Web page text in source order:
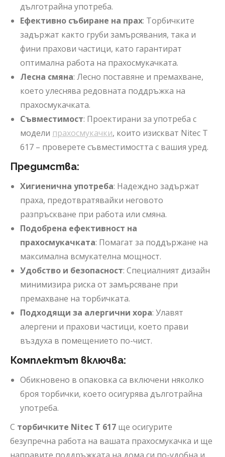
дълготрайна употреба.
Ефективно събиране на прах: Торбичките
задържат както груби замърсявания, така и
фини прахови частици, като гарантират
оптимална работа на прахосмукачката.
Лесна смяна: Лесно поставяне и премахване,
което улеснява редовната поддръжка на
прахосмукачката.
Съвместимост: Проектирани за употреба с
модели прахосмукачки, които изискват Nitec T
617 – проверете съвместимостта с вашия уред.
Предимства:
Хигиенична употреба: Надеждно задържат
праха, предотвратявайки неговото
разпръскване при работа или смяна.
Подобрена ефективност на
прахосмукачката: Помагат за поддържане на
максимална всмукателна мощност.
Удобство и безопасност: Специалният дизайн
минимизира риска от замърсяване при
премахване на торбичката.
Подходящи за алергични хора: Улавят
алергени и прахови частици, което прави
въздуха в помещението по-чист.
Комплектът включва:
Обикновено в опаковка са включени няколко
броя торбички, което осигурява дълготрайна
употреба.
С торбичките Nitec T 617 ще осигурите
безупречна работа на вашата прахосмукачка и ще
направите поддръжката на дома си по-удобна и